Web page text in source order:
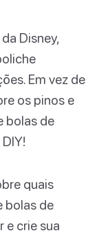
Disney,
Em vez de
os pinos e
bolas de
quais
bolas de
e crie sua